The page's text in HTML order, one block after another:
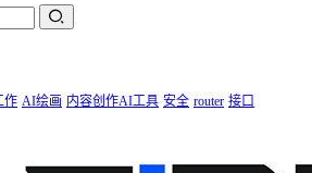
作 AI绘画 内容创作AI工具 安全 router 接口